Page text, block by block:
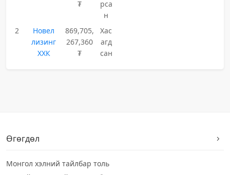
₮
рса
н
2
Новел
лизинг
ХХК
869,705,
267,360
₮
Хас
агд
сан
Өгөгдөл
Монгол хэлний тайлбар толь